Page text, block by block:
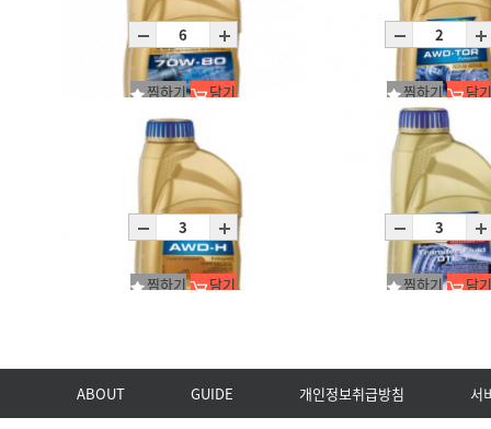
Spirax S5 ATE 75W-90/C12X1L
Spirax S6 AHME 75W-90/
RAVENOL VGL 70W-80 (G3규격)
찜하기 담기
RAVENOL AWD-TOR(토센)
찜하기 담기
RAVENOL AWD-H FLUID
1L
찜하기 담기
RAVENOL Transfer Fluid
1L
찜하기 담기
ABOUT GUIDE 개인정보취급방침 서